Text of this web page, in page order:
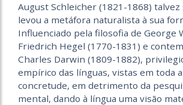
August Schleicher (1821-1868) talvez
levou a metáfora naturalista à sua
Influenciado pela filosofia de George
Friedrich Hegel (1770-1831) e
Charles Darwin (1809-1882),
empírico das línguas, vistas em toda
concretude, em detrimento da
mental, dando à língua uma visão